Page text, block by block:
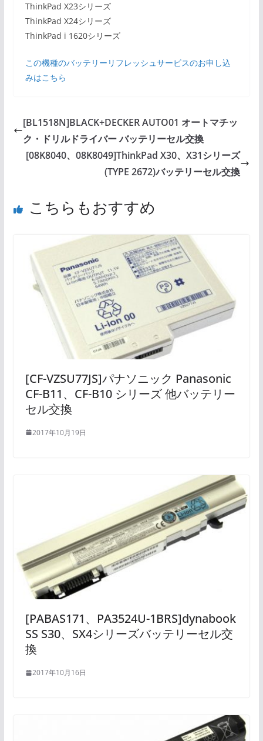
ThinkPad X23シリーズ
ThinkPad X24シリーズ
ThinkPad i 1620シリーズ
この機種のバッテリーリフレッシュサービスのお申し込
みはこちら
[BL1518N]BLACK+DECKER AUTO01 オートマチッ
ク・ドリルドライバー バッテリーセル交換
[08K8040、08K8049]ThinkPad X30、X31シリーズ
(TYPE 2672)バッテリーセル交換
こちらもおすすめ
[CF-VZSU77JS]パナソニック Panasonic
CF-B11、CF-B10 シリーズ 他バッテリー
セル交換
2017年10月19日
[PABAS171、PA3524U-1BRS]dynabook
SS S30、SX4シリーズバッテリーセル交
換
2017年10月16日